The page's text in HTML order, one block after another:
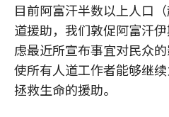
目前阿富汗半数以上人口
道援助，我们敦促阿富汗
虑最近所宣布事宜对民众的
使所有人道工作者能够继
拯救生命的援助。